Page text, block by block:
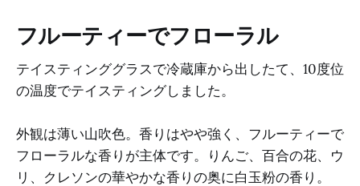
フルーティーでフローラル
テイスティンググラスで冷蔵庫から出したて、10度位
の温度でテイスティングしました。
外観は薄い山吹色。香りはやや強く、フルーティーで
フローラルな香りが主体です。りんご、百合の花、ウ
リ、クレソンの華やかな香りの奥に白玉粉の香り。